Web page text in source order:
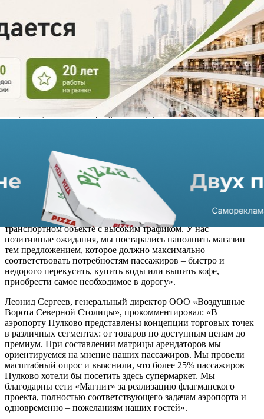
В конце декабря 2021 года в международном аэропорту
Пулково в Санкт-Петербурге откроется магазин «Магнит
Сити» площадью 100 кв. метров. Он расположится в общей
В торговой точке, дизайн которой выполнен в натуральных
древесных оттенках, покупателям будет представлен широкий
выбор готовой еды и напитков навынос. Всего более 1 300
наименований товаров (свежая выпечка, хот-доги, снеки,
вторые блюда, комбо-наборы, салаты, овощи и фрукты, кофе,
чай, соки, молочные продукты и пр.). Указатели и вывески
специальная зона, где можно разогреть купленные блюда, а
также кафе на 20 посадочных мест.
Олег Сиднин, операционный директор формата у дома
розничной сети «Магнит», рассказал: «Мы продолжаем
пилотировать «Магнит Сити» и анализировать результаты его
работы в различных локациях. Это первая торговая точка
такого формата, которую мы открываем в аэропорту, на
транспортном объекте с высоким трафиком. У нас
позитивные ожидания, мы постарались наполнить магазин
тем предложением, которое должно максимально
соответствовать потребностям пассажиров – быстро и
недорого перекусить, купить воды или выпить кофе,
приобрести самое необходимое в дорогу».
Леонид Сергеев, генеральный директор ООО «Воздушные
Ворота Северной Столицы», прокомментировал: «В
аэропорту Пулково представлены концепции торговых точек
в различных сегментах: от товаров по доступным ценам до
премиум. При составлении матрицы арендаторов мы
ориентируемся на мнение наших пассажиров. Мы провели
масштабный опрос и выяснили, что более 25% пассажиров
Пулково хотели бы посетить здесь супермаркет. Мы
благодарны сети «Магнит» за реализацию флагманского
проекта, полностью соответствующего задачам аэропорта и
одновременно – пожеланиям наших гостей».